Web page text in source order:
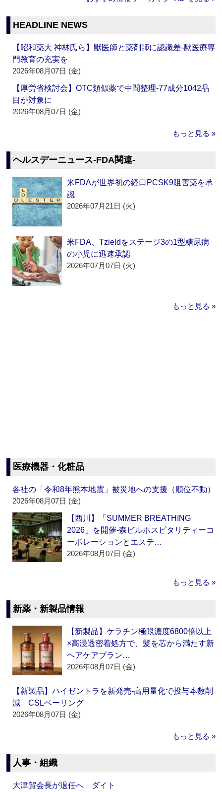
HEADLINE NEWS
【昭和薬大 神林氏ら】獣医師と薬剤師に認識差‐獣医療専
門教育の充実を
2026年08月07日 (金)
【厚労省検討会】OTC類似薬で中間整理‐77成分1042品
目が対象に
2026年08月07日 (金)
もっと見る »
ヘルスデーニュース‐FDA関連‐
米FDAが世界初の経口PCSK9阻害薬を承
認
2026年07月21日 (火)
米FDA、Tzieldをステージ3の1型糖尿病
の小児に迅速承認
2026年07月07日 (火)
もっと見る »
医療機器・化粧品
各社の「令和8年熊本地震」被災地への支援（順位不動）
2026年08月07日 (金)
【西川】「SUMMER BREATHING
2026」を開催‐森ビルホスピタリティーコ
ーポレーションとエステ…
2026年08月07日 (金)
もっと見る »
新薬・新製品情報
【新製品】ケラチン極限濃度6800倍以上
×高浸透密着処方で、髪を芯から満たす新
ヘアケアブラン…
2026年08月07日 (金)
【新製品】ハイゼントラを新発売‐高用量化で投与本数削
減 CSLベーリング
2026年08月07日 (金)
もっと見る »
人事・組織
大津賀会長が退任へ ダイト